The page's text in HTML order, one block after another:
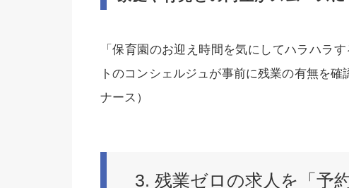
「保育園のお迎え時間を気にしてハラハラ
トのコンシェルジュが事前に残業の有無を
ナース）
3. 残業ゼロの求人を「予